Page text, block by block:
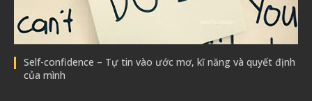
Self-confidence – Tự tin vào ước mơ, kĩ năng và quyết định
của mình